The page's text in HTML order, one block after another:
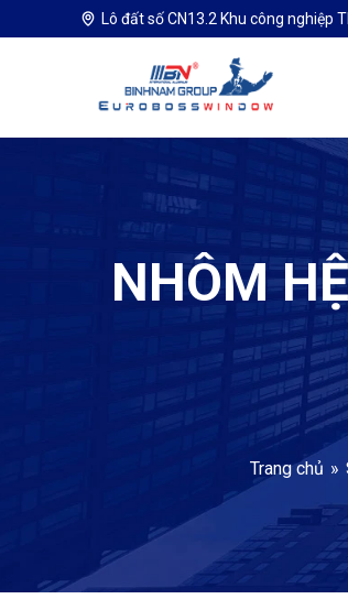
Lô đất số CN13.2 Khu công nghiệp
NHÔM
Trang chủ